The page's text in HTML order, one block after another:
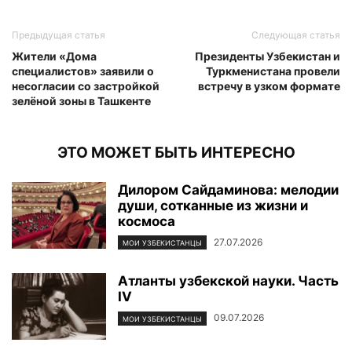
Предыдущая статья
Жители «Дома
специалистов» заявили о
несогласии со застройкой
зелёной зоны в Ташкенте
Следующая статья
Президенты Узбекистан и
Туркменистана провели
встречу в узком формате
ЭТО МОЖЕТ БЫТЬ ИНТЕРЕСНО
Дилором Сайдаминова: мелодии
души, сотканные из жизни и
космоса
МОИ УЗБЕКИСТАНЦЫ 27.07.2026
Атланты узбекской науки. Часть
IV
МОИ УЗБЕКИСТАНЦЫ 09.07.2026